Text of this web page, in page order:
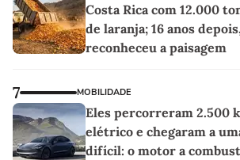
Costa Rica com 12.000
de laranja; 16 anos
reconheceu a paisagem
7 MOBILIDADE
Eles percorreram 2.500
elétrico e chegaram a
difícil: o motor a